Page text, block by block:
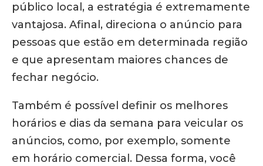
público local, a estratégia é extremamente
vantajosa. Afinal, direciona o anúncio para
pessoas que estão em determinada região
e que apresentam maiores chances de
fechar negócio.
Também é possível definir os melhores
horários e dias da semana para veicular os
anúncios, como, por exemplo, somente
em horário comercial. Dessa forma, você